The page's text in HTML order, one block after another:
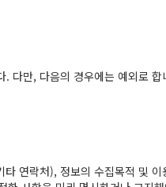
만, 다음의 경우에는 예외로 합
연락처), 정보의 수집목적 및 이